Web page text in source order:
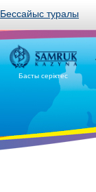
Бессайыс туралы
Басты серіктес